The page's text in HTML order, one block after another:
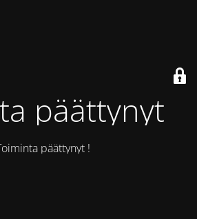
päättynyt !
päättynyt !